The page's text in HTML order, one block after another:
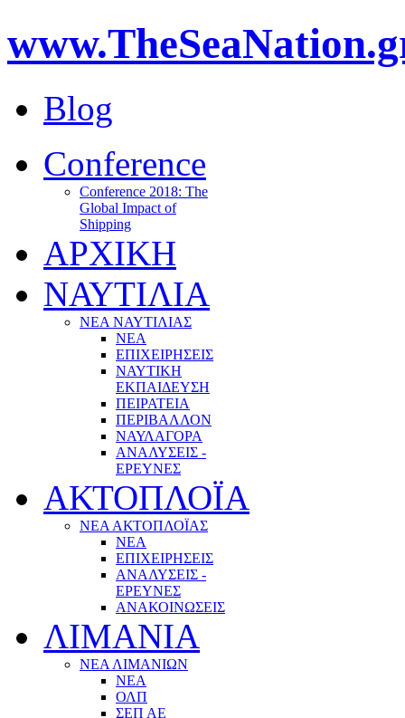
Blog
Conference
Conference 2018: The
Global Impact of
Shipping
ΑΡΧΙΚΗ
ΝΑΥΤΙΛΙΑ
ΝΕΑ ΝΑΥΤΙΛΙΑΣ
ΝΕΑ
ΕΠΙΧΕΙΡΗΣΕΙΣ
ΝΑΥΤΙΚΗ
ΕΚΠΑΙΔΕΥΣΗ
ΠΕΙΡΑΤΕΙΑ
ΠΕΡΙΒΑΛΛΟΝ
ΝΑΥΛΑΓΟΡΑ
ΑΝΑΛΥΣΕΙΣ -
ΕΡΕΥΝΕΣ
ΑΚΤΟΠΛΟΪΑ
ΝΕΑ ΑΚΤΟΠΛΟΪΑΣ
ΝΕΑ
ΕΠΙΧΕΙΡΗΣΕΙΣ
ΑΝΑΛΥΣΕΙΣ -
ΕΡΕΥΝΕΣ
ΑΝΑΚΟΙΝΩΣΕΙΣ
ΛΙΜΑΝΙΑ
ΝΕΑ ΛΙΜΑΝΙΩΝ
ΝΕΑ
ΟΛΠ
ΣΕΠ ΑΕ